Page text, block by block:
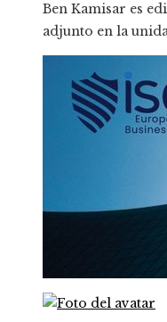
Ben Kamisar es
adjunto en la